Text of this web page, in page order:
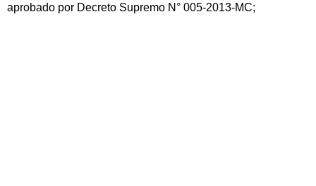
aprobado por Decreto Supremo N° 005-2013-MC;